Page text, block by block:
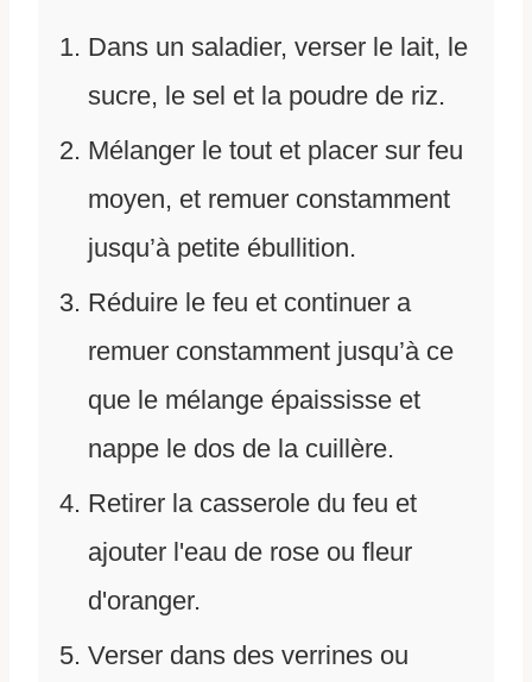
Dans un saladier, verser le lait, le
sucre, le sel et la poudre de riz.
Mélanger le tout et placer sur feu
moyen, et remuer constamment
jusqu’à petite ébullition.
Réduire le feu et continuer a
remuer constamment jusqu’à ce
que le mélange épaississe et
nappe le dos de la cuillère.
Retirer la casserole du feu et
ajouter l'eau de rose ou fleur
d'oranger.
Verser dans des verrines ou